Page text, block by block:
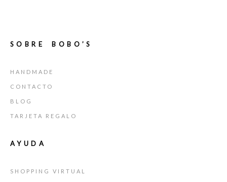
SOBRE BOBO’S
HANDMADE
CONTACTO
BLOG
TARJETA REGALO
AYUDA
SHOPPING VIRTUAL